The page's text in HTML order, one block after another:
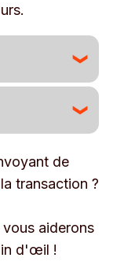
l’état "en
soit
terminée.
pas
accepter
de
transaction ?
aiderons
d'œil !